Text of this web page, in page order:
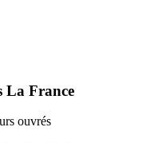
La France
ouvrés